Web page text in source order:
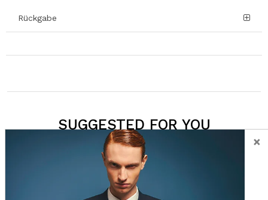
Rückgabe
SUGGESTED FOR YOU
×